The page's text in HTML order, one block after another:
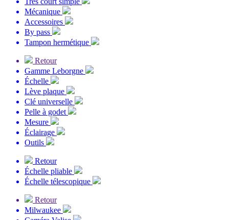
Mécanique
Accessoires
By pass
Tampon hermétique
Retour
Gamme Leborgne
Échelle
Lève plaque
Clé universelle
Pelle à godet
Mesure
Éclairage
Outils
Retour
Échelle pliable
Échelle télescopique
Retour
Milwaukee